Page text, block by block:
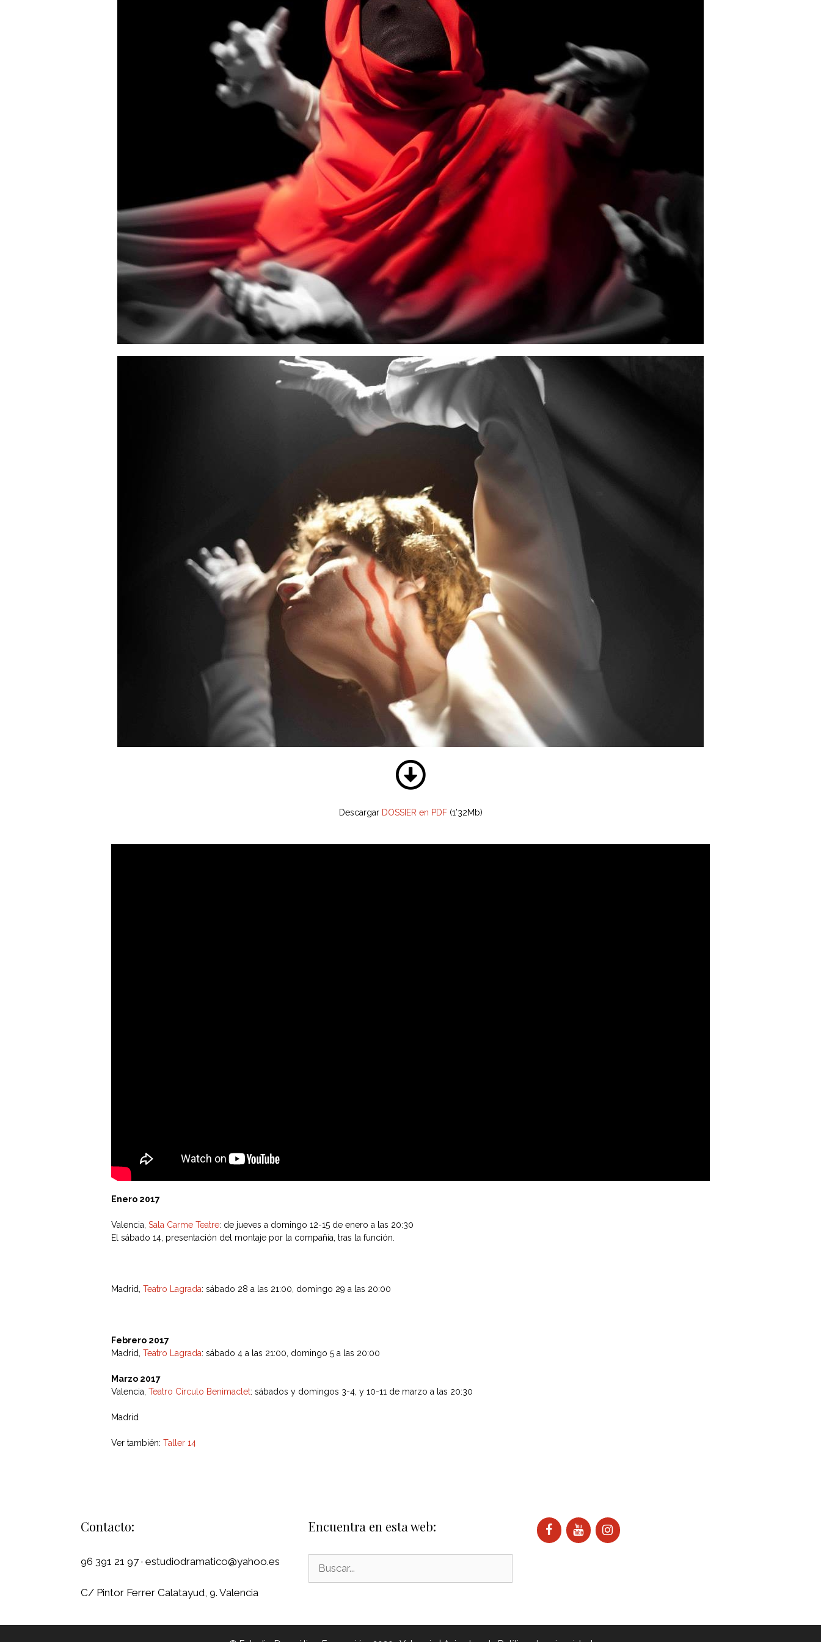
Descargar DOSSIER en PDF(1’32Mb)
Enero 2017
Valencia, Sala Carme Teatre: de jueves a domingo 12-15 de enero a las 20:30
El sábado 14, presentación del montaje por la compañía, tras la función.
Madrid, Teatro Lagrada: sábado 28 a las 21:00, domingo 29 a las 20:00
Febrero 2017
Madrid, Teatro Lagrada: sábado 4 a las 21:00, domingo 5 a las 20:00
Marzo 2017
Valencia, Teatro Círculo Benimaclet: sábados y domingos 3-4, y 10-11 de marzo a las 20:30
Madrid
Ver también: Taller 14
Contacto:
96 391 21 97 · estudiodramatico@yahoo.es
C/ Pintor Ferrer Calatayud, 9. Valencia
Encuentra en esta web: